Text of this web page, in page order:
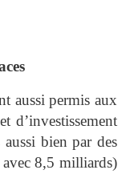
aussi permis aux
d’investissement
bien par des
8,5 milliards)